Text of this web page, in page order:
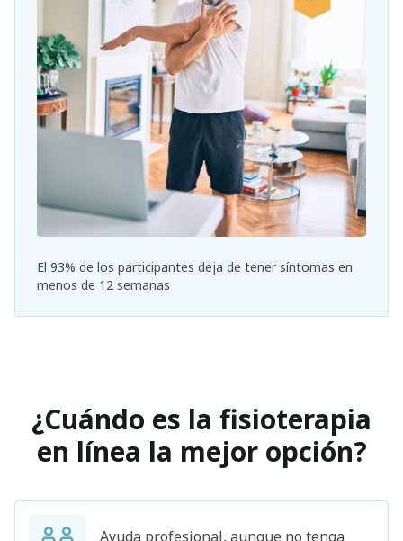
El 93% de los participantes deja de tener síntomas en
menos de 12 semanas
¿Cuándo es la fisioterapia
en línea la mejor opción?
Ayuda profesional, aunque no tenga